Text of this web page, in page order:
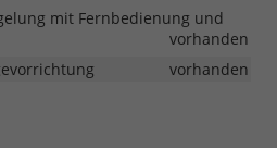
mit Fernbedienung und
vorhanden
vorhanden